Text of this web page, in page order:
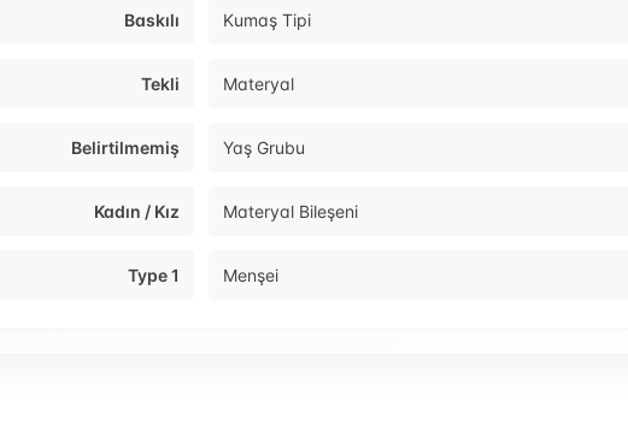
Baskılı Kumaş Tipi
Tekli Materyal
Belirtilmemiş Yaş Grubu
Kadın / Kız Materyal Bileşeni
Type 1 Menşei